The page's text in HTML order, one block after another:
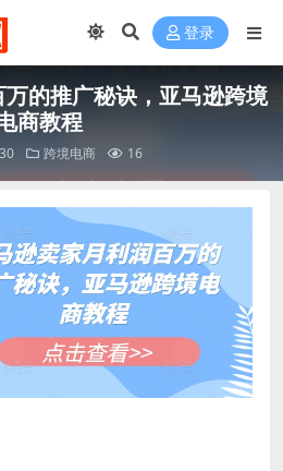
登录
的推广秘诀，亚马逊跨境
商教程
跨境电商 16